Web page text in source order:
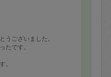
うございました。
たです。
。